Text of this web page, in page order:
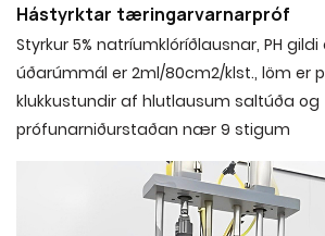
Hástyrktar tæringarvarnarpróf
Styrkur 5% natríumklóríðlausnar, PH gildi
úðarúmmál er 2ml/80cm2/klst., löm er
klukkustundir af hlutlausum saltúða og
prófunarniðurstaðan nær 9 stigum